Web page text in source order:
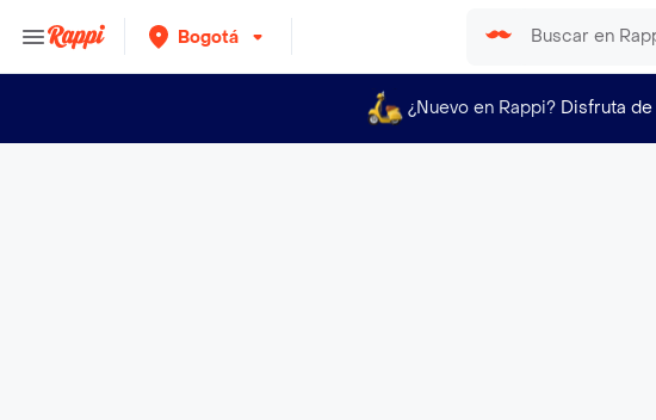
Bogotá
¿Nuevo en Rappi? Disfruta de